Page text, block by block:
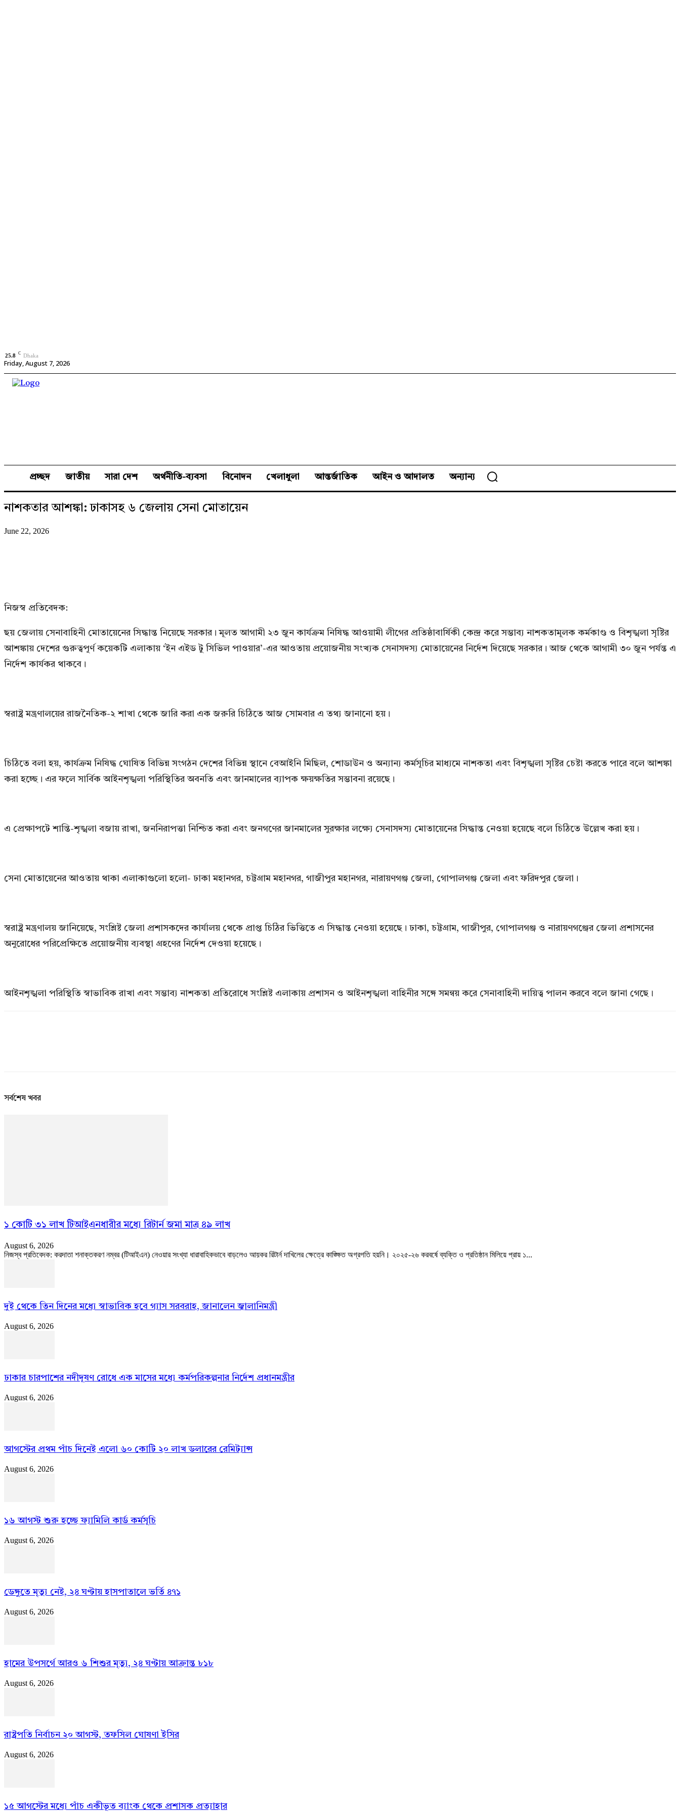
25.8 C Dhaka
Friday, August 7, 2026
প্রচ্ছদ জাতীয় সারা দেশ অর্থনীতি-ব্যবসা বিনোদন খেলাধুলা আন্তর্জাতিক আইন ও আদালত অন্যান্য
নাশকতার আশঙ্কা: ঢাকাসহ ৬ জেলায় সেনা মোতায়েন
June 22, 2026
নিজস্ব প্রতিবেদক:
ছয় জেলায় সেনাবাহিনী মোতায়েনের সিদ্ধান্ত নিয়েছে সরকার। মূলত আগামী ২৩ জুন কার্যক্রম নিষিদ্ধ আওয়ামী লীগের প্রতিষ্ঠাবার্ষিকী কেন্দ্র করে সম্ভাব্য নাশকতামূলক কর্মকাণ্ড ও বিশৃঙ্খলা সৃষ্টির
আশঙ্কায় দেশের গুরুত্বপূর্ণ কয়েকটি এলাকায় ‘ইন এইড টু সিভিল পাওয়ার’-এর আওতায় প্রয়োজনীয় সংখ্যক সেনাসদস্য মোতায়েনের নির্দেশ দিয়েছে সরকার। আজ থেকে আগামী ৩০ জুন পর্যন্ত এ
নির্দেশ কার্যকর থাকবে।
স্বরাষ্ট্র মন্ত্রণালয়ের রাজনৈতিক-২ শাখা থেকে জারি করা এক জরুরি চিঠিতে আজ সোমবার এ তথ্য জানানো হয়।
চিঠিতে বলা হয়, কার্যক্রম নিষিদ্ধ ঘোষিত বিভিন্ন সংগঠন দেশের বিভিন্ন স্থানে বেআইনি মিছিল, শোডাউন ও অন্যান্য কর্মসূচির মাধ্যমে নাশকতা এবং বিশৃঙ্খলা সৃষ্টির চেষ্টা করতে পারে বলে আশঙ্কা
করা হচ্ছে। এর ফলে সার্বিক আইনশৃঙ্খলা পরিস্থিতির অবনতি এবং জানমালের ব্যাপক ক্ষয়ক্ষতির সম্ভাবনা রয়েছে।
এ প্রেক্ষাপটে শান্তি-শৃঙ্খলা বজায় রাখা, জননিরাপত্তা নিশ্চিত করা এবং জনগণের জানমালের সুরক্ষার লক্ষ্যে সেনাসদস্য মোতায়েনের সিদ্ধান্ত নেওয়া হয়েছে বলে চিঠিতে উল্লেখ করা হয়।
সেনা মোতায়েনের আওতায় থাকা এলাকাগুলো হলো- ঢাকা মহানগর, চট্টগ্রাম মহানগর, গাজীপুর মহানগর, নারায়ণগঞ্জ জেলা, গোপালগঞ্জ জেলা এবং ফরিদপুর জেলা।
স্বরাষ্ট্র মন্ত্রণালয় জানিয়েছে, সংশ্লিষ্ট জেলা প্রশাসকদের কার্যালয় থেকে প্রাপ্ত চিঠির ভিত্তিতে এ সিদ্ধান্ত নেওয়া হয়েছে। ঢাকা, চট্টগ্রাম, গাজীপুর, গোপালগঞ্জ ও নারায়ণগঞ্জের জেলা প্রশাসনের
অনুরোধের পরিপ্রেক্ষিতে প্রয়োজনীয় ব্যবস্থা গ্রহণের নির্দেশ দেওয়া হয়েছে।
আইনশৃঙ্খলা পরিস্থিতি স্বাভাবিক রাখা এবং সম্ভাব্য নাশকতা প্রতিরোধে সংশ্লিষ্ট এলাকায় প্রশাসন ও আইনশৃঙ্খলা বাহিনীর সঙ্গে সমন্বয় করে সেনাবাহিনী দায়িত্ব পালন করবে বলে জানা গেছে।
সর্বশেষ খবর
১ কোটি ৩১ লাখ টিআইএনধারীর মধ্যে রিটার্ন জমা মাত্র ৪৯ লাখ
August 6, 2026
নিজস্ব প্রতিবেদক: করদাতা শনাক্তকরণ নম্বর (টিআইএন) নেওয়ার সংখ্যা ধারাবাহিকভাবে বাড়লেও আয়কর রিটার্ন দাখিলের ক্ষেত্রে কাঙ্ক্ষিত অগ্রগতি হয়নি। ২০২৫-২৬ করবর্ষে ব্যক্তি ও প্রতিষ্ঠান মিলিয়ে প্রায় ১...
দুই থেকে তিন দিনের মধ্যে স্বাভাবিক হবে গ্যাস সরবরাহ, জানালেন জ্বালানিমন্ত্রী
August 6, 2026
ঢাকার চারপাশের নদীদূষণ রোধে এক মাসের মধ্যে কর্মপরিকল্পনার নির্দেশ প্রধানমন্ত্রীর
August 6, 2026
আগস্টের প্রথম পাঁচ দিনেই এলো ৬০ কোটি ২০ লাখ ডলারের রেমিট্যান্স
August 6, 2026
১৬ আগস্ট শুরু হচ্ছে ফ্যামিলি কার্ড কর্মসূচি
August 6, 2026
ডেঙ্গুতে মৃত্যু নেই, ২৪ ঘণ্টায় হাসপাতালে ভর্তি ৪৭১
August 6, 2026
হামের উপসর্গে আরও ৬ শিশুর মৃত্যু, ২৪ ঘণ্টায় আক্রান্ত ৮১৮
August 6, 2026
রাষ্ট্রপতি নির্বাচন ২০ আগস্ট, তফসিল ঘোষণা ইসির
August 6, 2026
১৫ আগস্টের মধ্যে পাঁচ একীভূত ব্যাংক থেকে প্রশাসক প্রত্যাহার